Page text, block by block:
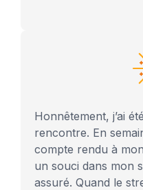
Honnêtement, j’ai
rencontre. En
compte rendu à
un souci dans mon
assuré. Quand le